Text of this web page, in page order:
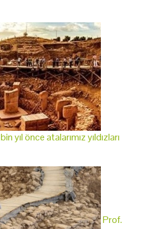
yıl önce atalarımız yıldızları
Prof.